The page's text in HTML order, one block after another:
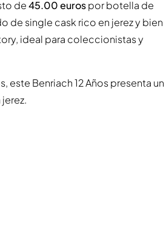
de45.00 eurospor botella de
de single cask rico en jerez y bien
ideal para coleccionistas y
este Benriach 12 Años presenta un